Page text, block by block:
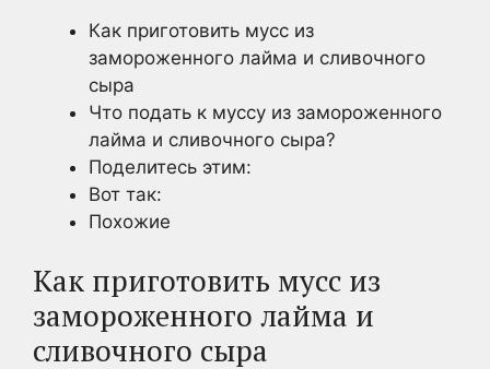
Как приготовить мусс из
замороженного лайма и сливочного
сыра
Что подать к муссу из замороженного
лайма и сливочного сыра?
Поделитесь этим:
Вот так:
Похожие
Как приготовить мусс из
замороженного лайма и
сливочного сыра